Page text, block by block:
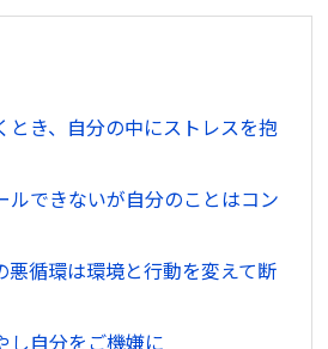
とき、自分の中にストレスを抱
ルできないが自分のことはコン
悪循環は環境と行動を変えて断
し自分をご機嫌に